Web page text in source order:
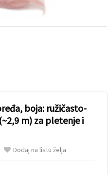
boja: ružičasto-
m) za pletenje i
Dodaj na listu želja